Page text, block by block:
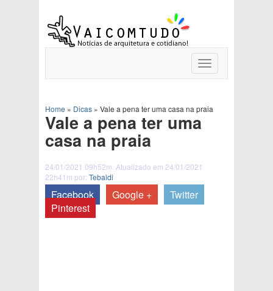
Toggle
navigation
Home » Dicas » Vale a pena ter uma casa na praia
Vale a pena ter uma
casa na praia
24/01/2021 09h52m. Atualizado em 24/01/2021
22h41m por: Tebaldi
Facebook Google +
Twitter
Pinterest